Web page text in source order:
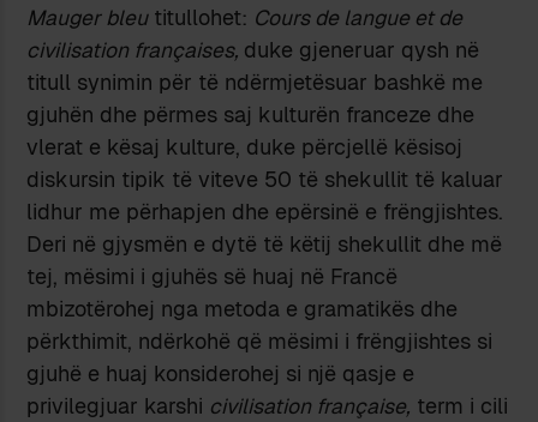
Mauger bleutitullohet: Cours de langue et de
civilisation françaises, duke gjeneruar qysh në
titull synimin për të ndërmjetësuar bashkë me
gjuhën dhe përmes saj kulturën franceze dhe
vlerat e kësaj kulture, duke përcjellë kësisoj
diskursin tipik të viteve 50 të shekullit të kaluar
lidhur me përhapjen dhe epërsinë e frëngjishtes.
Deri në gjysmën e dytë të këtij shekullit dhe më
tej, mësimi i gjuhës së huaj në Francë
mbizotërohej nga metoda e gramatikës dhe
përkthimit, ndërkohë që mësimi i frëngjishtes si
gjuhë e huaj konsiderohej si një qasje e
privilegjuar karshi civilisation française, term i cili